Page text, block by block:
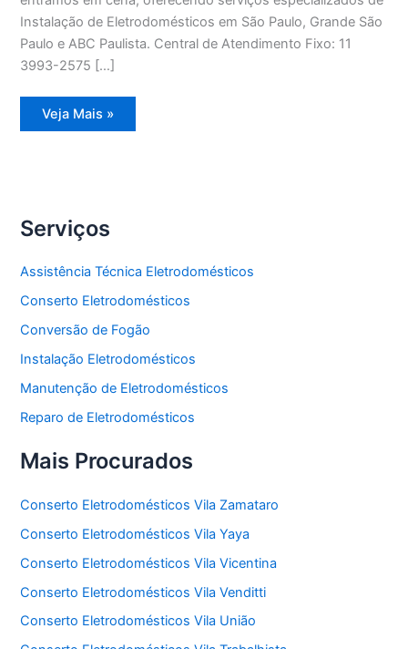
Instalação de Eletrodomésticos em São Paulo, Grande São
Paulo e ABC Paulista. Central de Atendimento Fixo: 11
3993-2575 […]
Instalação
Eletrodomésticos
Veja Mais »
Serviços
Assistência Técnica Eletrodomésticos
Conserto Eletrodomésticos
Conversão de Fogão
Instalação Eletrodomésticos
Manutenção de Eletrodomésticos
Reparo de Eletrodomésticos
Mais Procurados
Conserto Eletrodomésticos Vila Zamataro
Conserto Eletrodomésticos Vila Yaya
Conserto Eletrodomésticos Vila Vicentina
Conserto Eletrodomésticos Vila Venditti
Conserto Eletrodomésticos Vila União